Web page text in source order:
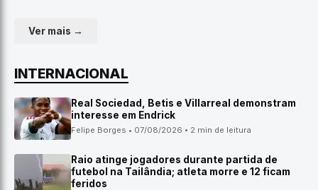
Ver mais →
INTERNACIONAL
Real Sociedad, Betis e Villarreal demonstram
interesse em Endrick
Felipe Borges • 07/08/2026 • 2 min de leitura
Raio atinge jogadores durante partida de
futebol na Tailândia; atleta morre e 12 ficam
feridos